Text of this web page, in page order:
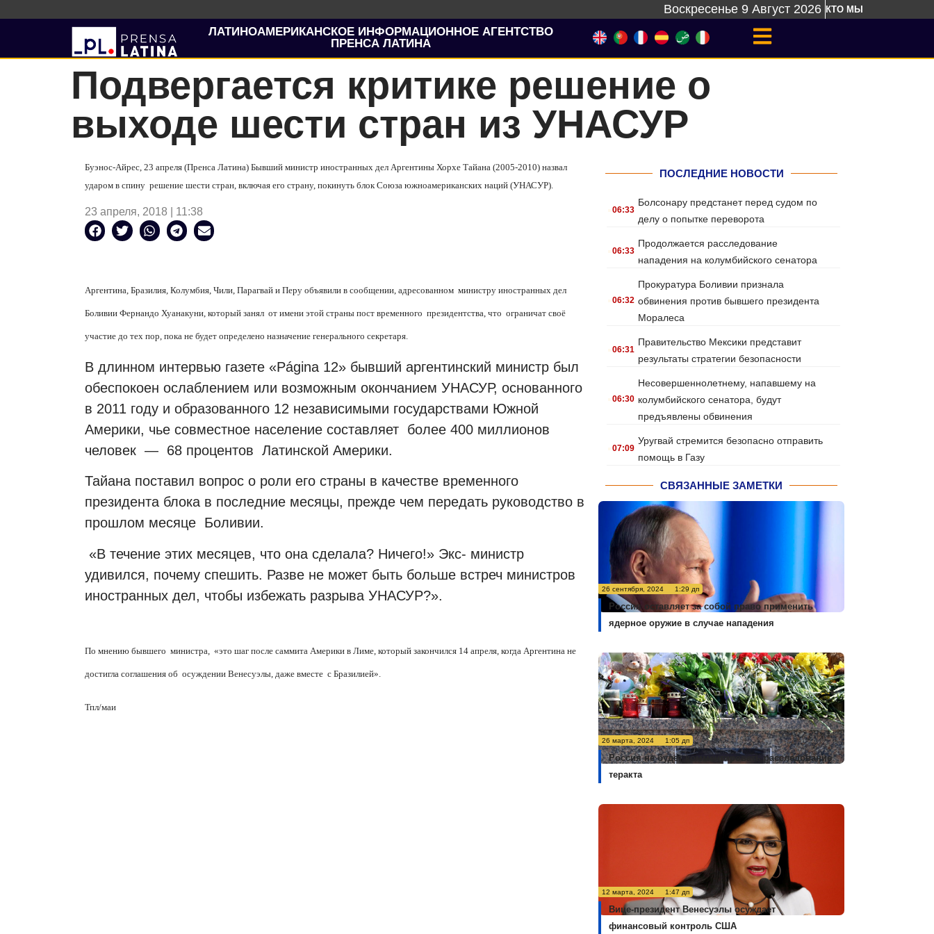
Воскресенье 9 Август 2026 КТО МЫ
ЛАТИНОАМЕРИКАНСКОЕ ИНФОРМАЦИОННОЕ АГЕНТСТВО
ПРЕНСА ЛАТИНА
Подвергается критике решение о
выходе шести стран из УНАСУР
Буэнос-Айрес, 23 апреля (Пренса Латина) Бывший министр иностранных дел Аргентины Хорхе Тайана (2005-2010) назвал
ударом в спину решение шести стран, включая его страну, покинуть блок Союза южноамериканских наций (УНАСУР).
23 апреля, 2018 | 11:38
Аргентина, Бразилия, Колумбия, Чили, Парагвай и Перу объявили в сообщении, адресованном министру иностранных дел
Боливии Фернандо Хуанакуни, который занял от имени этой страны пост временного президентства, что ограничат своё
участие до тех пор, пока не будет определено назначение генерального секретаря.
В длинном интервью газете «Página 12» бывший аргентинский министр был
обеспокоен ослаблением или возможным окончанием УНАСУР, основанного
в 2011 году и образованного 12 независимыми государствами Южной
Америки, чье совместное население составляет более 400 миллионов
человек — 68 процентов Латинской Америки.
Тайана поставил вопрос о роли его страны в качестве временного
президента блока в последние месяцы, прежде чем передать руководство в
прошлом месяце Боливии.
«В течение этих месяцев, что она сделала? Ничего!» Экс- министр
удивился, почему спешить. Разве не может быть больше встреч министров
иностранных дел, чтобы избежать разрыва УНАСУР?».
По мнению бывшего министра, «это шаг после саммита Америки в Лиме, который закончился 14 апреля, когда Аргентина не
достигла соглашения об осуждении Венесуэлы, даже вместе с Бразилией».
Тпл/маи
ПОСЛЕДНИЕ НОВОСТИ
.06:33
Болсонару предстанет перед судом по
делу о попытке переворота
.06:33
Продолжается расследование
нападения на колумбийского сенатора
.06:32
Прокуратура Боливии признала
обвинения против бывшего президента
Моралеса
.06:31
Правительство Мексики представит
результаты стратегии безопасности
.06:30
Несовершеннолетнему, напавшему на
колумбийского сенатора, будут
предъявлены обвинения
.07:09
Уругвай стремится безопасно отправить
помощь в Газу
СВЯЗАННЫЕ ЗАМЕТКИ
26 сентября, 2024 1:29 дп
Россия оставляет за собой право применить
ядерное оружие в случае нападения
26 марта, 2024 1:05 дп
Россия не будет комментировать расследование
теракта
12 марта, 2024 1:47 дп
Вице-президент Венесуэлы осуждает
финансовый контроль США